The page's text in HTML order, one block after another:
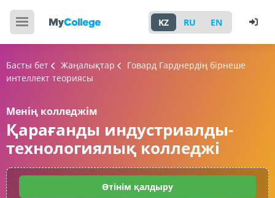
KZ RU EN
Басты бет Жаңалықтар
Говард Гарднердің бірнеше
интеллект теориясы
Менің колледжім
Қарағанды индустриалды-
технологиялық колледжі
Өтінім қалдыру